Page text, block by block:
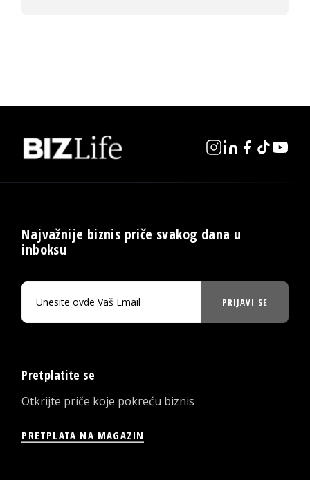
Najvažnije biznis priče svakog dana u
inboksu
PRIJAVI SE
Pretplatite se
Otkrijte priče koje pokreću biznis
PRETPLATA NA MAGAZIN